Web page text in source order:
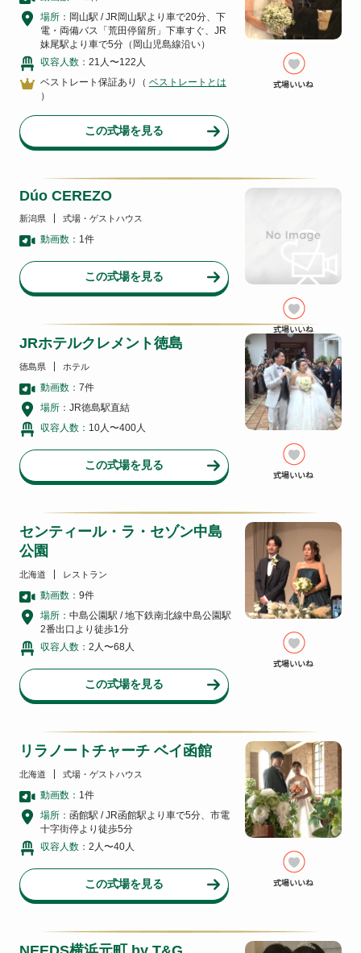
場所： 岡山駅 / JR岡山駅より車で20分、下
電・両備バス「荒田停留所」下車すぐ、JR
妹尾駅より車で5分（岡山児島線沿い）
収容人数： 21人〜122人
ベストレート保証あり（ ベストレートとは
）
この式場を見る
Dúo CEREZO
新潟県 式場・ゲストハウス
動画数： 1 件
この式場を見る
JRホテルクレメント徳島
徳島県 ホテル
動画数： 7件
場所： JR徳島駅直結
収容人数： 10人〜400人
この式場を見る
センティール・ラ・セゾン中島
公園
北海道 レストラン
動画数： 9件
場所： 中島公園駅 / 地下鉄南北線中島公園駅
2番出口より徒歩1分
収容人数： 2人〜68人
この式場を見る
リラノートチャーチ ベイ函館
北海道 式場・ゲストハウス
動画数： 1 件
場所： 函館駅 / JR函館駅より車で5分、市電
十字街停より徒歩5分
収容人数： 2人〜40人
この式場を見る